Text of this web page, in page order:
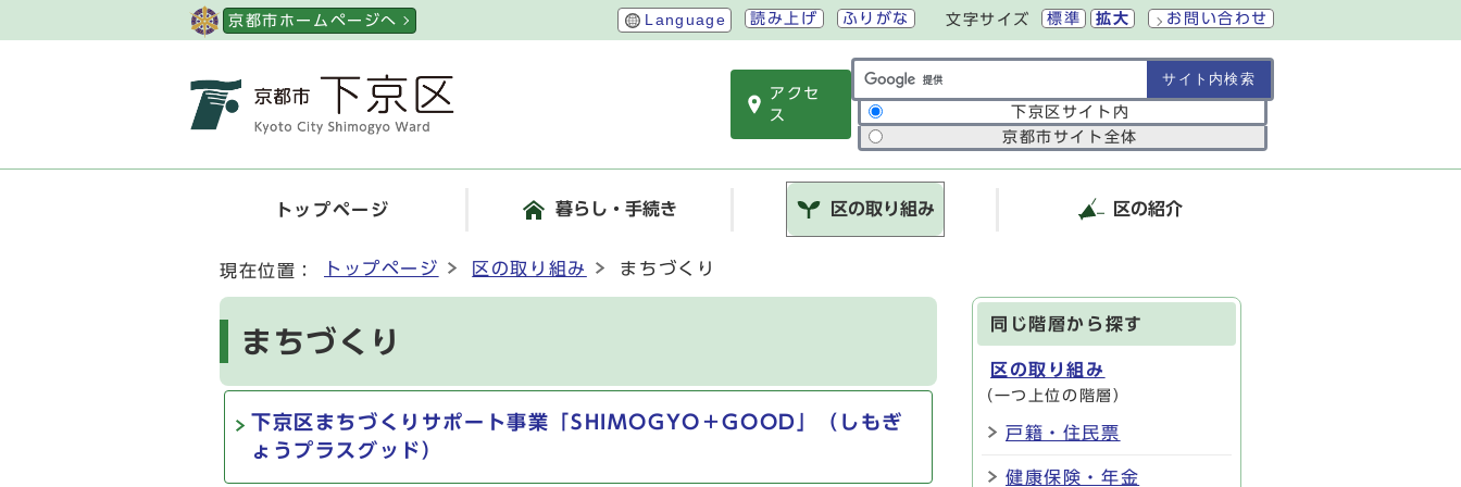
京都市ホームページへ Language 読み上げ ふりがな 文字サイズ 標準 拡大 お問い合わせ
アクセ
ス
サイト内検索の範囲
下京区サイト内
京都市サイト全体
トップページ 暮らし・手続き 区の取り組み 区の紹介
現在位置： トップページ 区の取り組み まちづくり
まちづくり
下京区まちづくりサポート事業「SHIMOGYO＋GOOD」（しもぎ
ょうプラスグッド）
同じ階層から探す
区の取り組み
（一つ上位の階層）
戸籍・住民票
健康保険・年金